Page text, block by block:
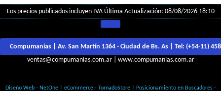
Los precios publicados incluyen IVA Última Actualización: 08/08/2026 18:10
Compumanias | Av. San Martín 1364 - Ciudad de Bs. As | Tel: (+54-11)
ventas@compumanias.com.ar| www.compumanias.com.ar
Diseño Web - NetOne| eCommerce - TornadoStore| Posicionamiento en Buscadores -